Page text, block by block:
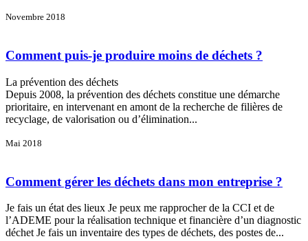
Novembre 2018
Comment puis-je produire moins de déchets ?
La prévention des déchets
Depuis 2008, la prévention des déchets constitue une démarche
prioritaire, en intervenant en amont de la recherche de filières de
recyclage, de valorisation ou d’élimination...
Mai 2018
Comment gérer les déchets dans mon entreprise ?
Je fais un état des lieux Je peux me rapprocher de la CCI et de
l’ADEME pour la réalisation technique et financière d’un diagnostic
déchet Je fais un inventaire des types de déchets, des postes de...